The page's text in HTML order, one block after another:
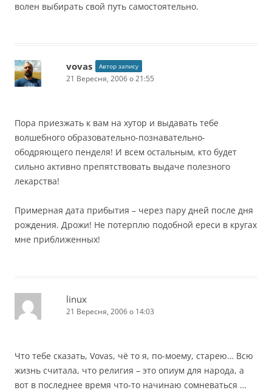
волен выбирать свой путь самостоятельно.
vovas Автор запису
21 Вересня, 2006 о 21:55
Пора приезжать к вам на хутор и выдавать тебе
волшебного образовательно-познавательно-
ободряющего пенделя! И всем остальным, кто будет
сильно активно препятствовать выдаче полезного
лекарства!
Примерная дата прибытия – через пару дней после дня
рождения. Дрожи! Не потерплю подобной ереси в кругах
мне приближенных!
linux
21 Вересня, 2006 о 14:03
Что тебе сказать, Vovas, чё то я, по-моему, старею… Всю
жизнь считала, что религия – это опиум для народа, а
вот в последнее время что-то начинаю сомневаться …